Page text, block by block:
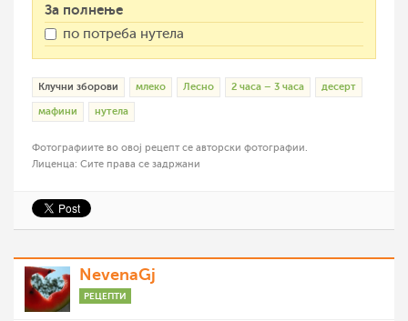
За полнење
по потреба нутела
Клучни зборови млеко Лесно 2 часа – 3 часа десерт
мафини нутела
Фотографиите во овој рецепт се авторски фотографии.
Лиценца: Сите права се задржани
NevenaGj
РЕЦЕПТИ